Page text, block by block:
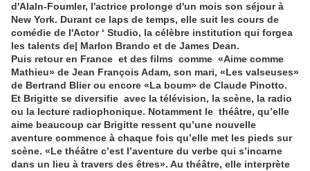
d'Alaln-Foumler, l'actrice prolonge d'un mois son séjour à
New York. Durant ce laps de temps, elle suit les cours de
comédie de I'Actor ‘ Studio, la célèbre institution qui forgea
les talents de| Marlon Brando et de James Dean.
Puis retour en France et des films comme «Aime comme
Mathieu» de Jean François Adam, son mari, «Les valseuses»
de Bertrand Blier ou encore «La boum» de Claude Pinotto.
Et Brigitte se diversifie avec la télévision, la scène, la radio
ou la lecture radiophonique. Notamment le théâtre, qu’elle
aime beaucoup car Brigitte ressent qu’une nouvelle
aventure commence à chaque fois qu’elle met les pieds sur
scène. «Le théâtre c’est l’aventure du verbe qui s’incarne
dans un lieu à travers des êtres». Au théâtre, elle interprète